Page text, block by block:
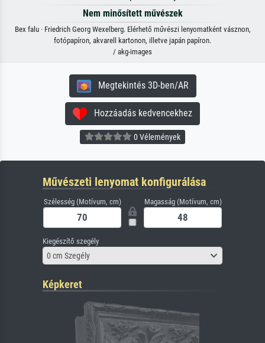
Nem minősített művészek
Bex falu · Friedrich Georg Wexelberg. Elérhető művészi lenyomatként vásznon,
fotópapíron, akvarell kartonon, illetve japán papíron.
/ akg-images
Megtekintés 3D-ben/AR
Hozzáadás kedvencekhez
0 Vélemények
Művészeti lenyomat konfigurálása
Szélesség (Motívum, cm) Magasság (Motívum, cm)
Kiegészítő szegély
0 cm Szegély
Képkeret